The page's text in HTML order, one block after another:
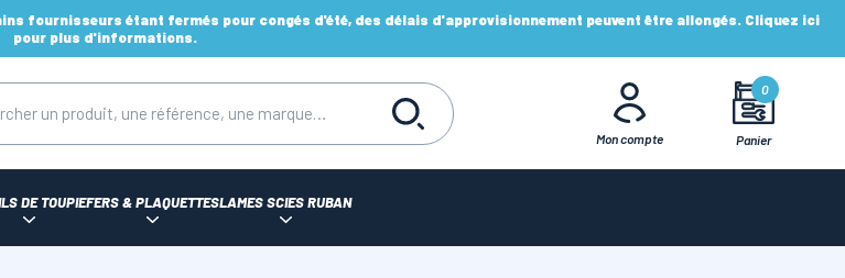
fournisseurs étant fermés pour congés d'été, des délais d'approvisionnement peuvent être allongés. Cliquez ici
pour plus d'informations.
Mon compte Panier
0
DE TOUPIEFERS & PLAQUETTESLAMES SCIES RUBAN